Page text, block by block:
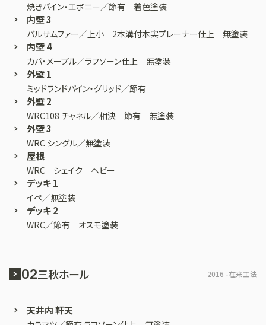
焼きパイン・エボニー／節有 着色塗装
内壁 3
バルサムファー／上小 2本溝付本実プレーナー仕上 無塗装
内壁 4
カバ・メープル／ラフソーン仕上 無塗装
外壁 1
ミッドランドパイン・グリッド／節有
外壁 2
WRC108 チャネル／相決 節有 無塗装
外壁 3
WRC シングル／無塗装
屋根
WRC シェイク ヘビー
デッキ 1
イペ／無塗装
デッキ 2
WRC／節有 オスモ塗装
02三秋ホール 2016 -在来工法
天井内 軒天